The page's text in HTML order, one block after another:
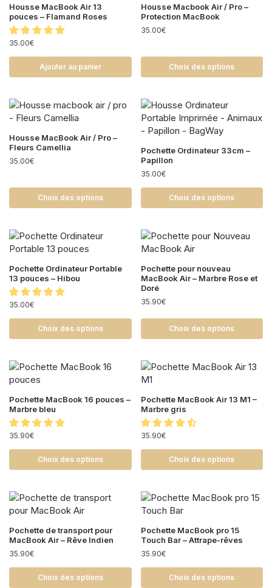
Housse MacBook Air 13
pouces – Flamand Roses
35.00€
Ajouter au panier
Housse Macbook Air / Pro –
Protection MacBook
35.00€
Choix des options
Housse MacBook Air / Pro –
Fleurs Camellia
35.00€
Choix des options
Pochette Ordinateur 33cm –
Papillon
35.00€
Choix des options
Pochette Ordinateur Portable
13 pouces – Hibou
35.00€
Choix des options
Pochette pour nouveau
MacBook Air – Marbre Rose et
Doré
35.90€
Choix des options
Pochette MacBook 16 pouces –
Marbre bleu
35.90€
Choix des options
Pochette MacBook Air 13 M1 –
Marbre gris
35.90€
Choix des options
Pochette de transport pour
MacBook Air – Rêve Indien
35.90€
Choix des options
Pochette MacBook pro 15
Touch Bar – Attrape-rêves
35.90€
Choix des options